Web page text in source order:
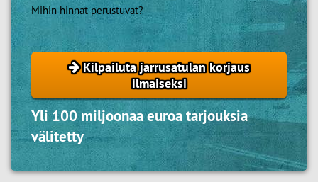
Mihin hinnat perustuvat?
Kilpailuta jarrusatulan korjaus
ilmaiseksi
Yli 100 miljoonaa euroa tarjouksia
välitetty